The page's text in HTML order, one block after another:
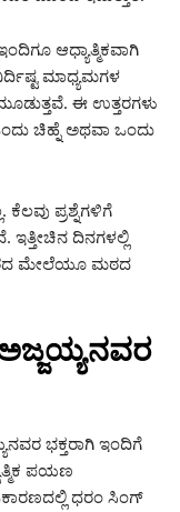
ಆಧ್ಯಾತ್ಮಿಕವಾಗಿ
ಮಾಧ್ಯಮಗಳ
ಈ ಉತ್ತರಗಳು
ಚಿಹ್ನೆ ಅಥವಾ ಒಂದು
ಕೆಲವು ಪ್ರಶ್ನೆಗಳಿಗೆ
ಇತ್ತೀಚಿನ ದಿನಗಳಲ್ಲಿ
ಮೇಲೆಯೂ ಮಠದ
ಭಕ್ತರಾಗಿ ಇಂದಿಗೆ
ಪಯಣ
ಧರಂ ಸಿಂಗ್